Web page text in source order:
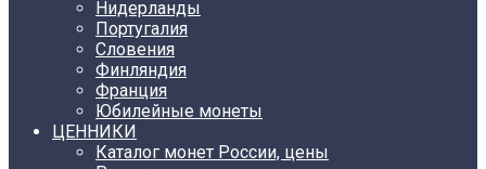
Нидерланды
Португалия
Словения
Финляндия
Франция
Юбилейные монеты
ЦЕННИКИ
Каталог монет России, цены